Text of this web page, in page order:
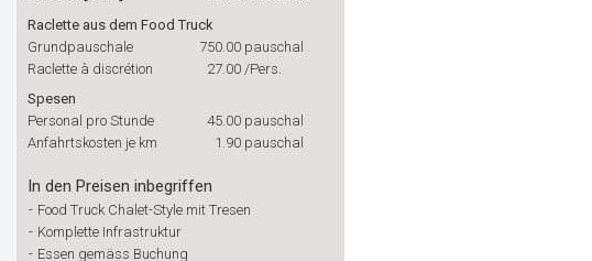
Raclette aus dem Food Truck
Grundpauschale
750.00 pauschal
Raclette à discrétion
27.00 /Pers.
Spesen
Personal pro Stunde
45.00 pauschal
Anfahrtskosten je km
1.90 pauschal
In den Preisen inbegriffen
- Food Truck Chalet-Style mit Tresen
- Komplette Infrastruktur
- Essen gemäss Buchung